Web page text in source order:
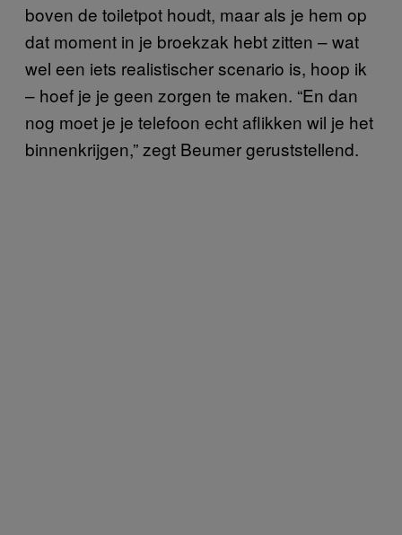
boven de toiletpot houdt, maar als je hem op
dat moment in je broekzak hebt zitten – wat
wel een iets realistischer scenario is, hoop ik
– hoef je je geen zorgen te maken. “En dan
nog moet je je telefoon echt aflikken wil je het
binnenkrijgen,” zegt Beumer geruststellend.